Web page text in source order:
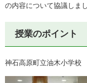
の内容について協議しまし
授業のポイント
神石高原町立油木小学